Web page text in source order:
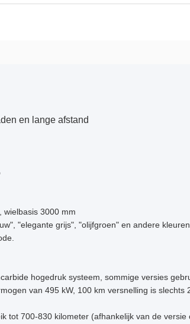
en lange afstand
3000 mm
"elegante grijs", "olijfgroen" en andere
hogedruk systeem, sommige versies
van 495 kW, 100 km versnelling is slechts
tot 700-830 kilometer (afhankelijk van de versie